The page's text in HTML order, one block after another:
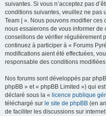
suivantes. Si vous n’acceptez pas
conditions suivantes, veuillez ne pas
Team | ». Nous pouvons modifier ces
nous essaierons de vous informer
conseillons de vérifier régulièrement
continuez à participer à « Forums
modifications aient été effectuées,
responsable des conditions
Nos forums sont développés par
phpBB » et « phpBB Limited ») qui
déclaré sous la « licence publique
téléchargé sur le site de phpBB (en
de faciliter les discussions sur